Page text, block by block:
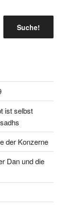
Suche!
ist selbst
der Konzerne
Dan und die